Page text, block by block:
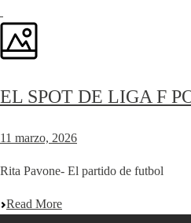
EL SPOT DE LIGA F
11 marzo, 2026
Rita Pavone- El partido de futbol
Read More